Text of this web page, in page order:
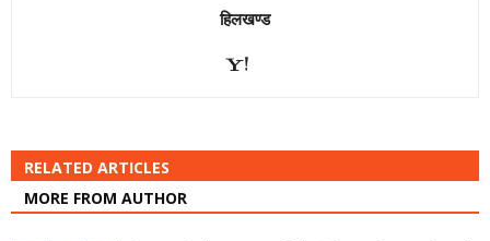
हिलखण्ड
RELATED ARTICLES
MORE FROM AUTHOR